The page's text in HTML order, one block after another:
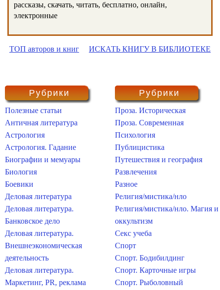
рассказы, скачать, читать, бесплатно, онлайн,
электронные
ТОП авторов и книг ИСКАТЬ КНИГУ В БИБЛИОТЕКЕ
Рубрики
Полезные статьи
Античная литература
Астрология
Астрология. Гадание
Биографии и мемуары
Биология
Боевики
Деловая литература
Деловая литература.
Банковское дело
Деловая литература.
Внешнеэкономическая
деятельность
Деловая литература.
Маркетинг, PR, реклама
Рубрики
Проза. Историческая
Проза. Современная
Психология
Публицистика
Путешествия и география
Развлечения
Разное
Религия/мистика/нло
Религия/мистика/нло. Магия и
оккультизм
Секс учеба
Спорт
Спорт. Бодибилдинг
Спорт. Карточные игры
Спорт. Рыболовный